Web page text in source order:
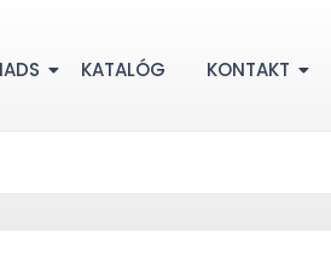
KATALÓG KONTAKT